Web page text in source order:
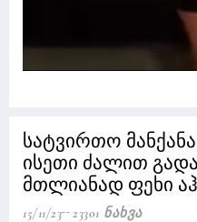
სატვირთო
ისეთი ძალით
მთლიანად ფეხი
15/11/23 23301 Ნახვა